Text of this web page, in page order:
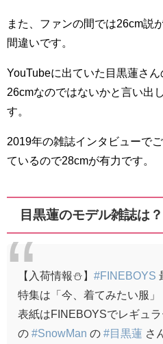
また、ファンの間では26cm説
間違いです。
YouTubeに出ていた目黒蓮さ
26cmなのではないかと言い出
す。
2019年の雑誌インタビューで
ているので28cmが有力です。
目黒蓮のモデル雑誌は？
【入荷情報⛄️】 #FINEBOYS
特集は「今、着てみたい服」
表紙はFINEBOYSでレギュ
の #SnowMan の #目黒蓮 さ